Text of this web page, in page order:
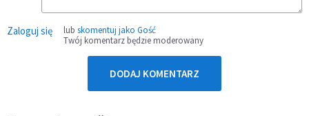
Zaloguj się lub skomentuj jako Gość
Twój komentarz będzie moderowany
DODAJ KOMENTARZ